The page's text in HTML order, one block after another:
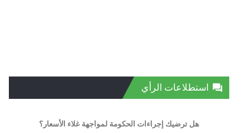
استطلاعات الرأي
هل ترضيك إجراءات الحكومة لمواجهة غلاء الأسعار؟